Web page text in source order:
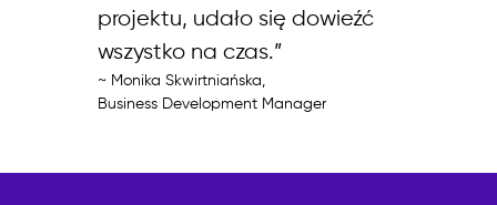
projektu, udało się dowieźć
wszystko na czas.”
~ Monika Skwirtniańska,
Business Development Manager